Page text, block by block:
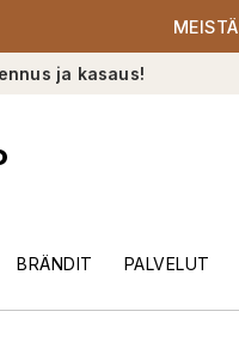
MEISTÄ
ja kasaus!
BRÄNDIT PALVELUT